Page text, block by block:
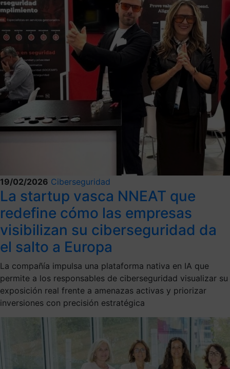
19/02/2026 Ciberseguridad
La startup vasca NNEAT que
redefine cómo las empresas
visibilizan su ciberseguridad da
el salto a Europa
La compañía impulsa una plataforma nativa en IA que
permite a los responsables de ciberseguridad visualizar su
exposición real frente a amenazas activas y priorizar
inversiones con precisión estratégica